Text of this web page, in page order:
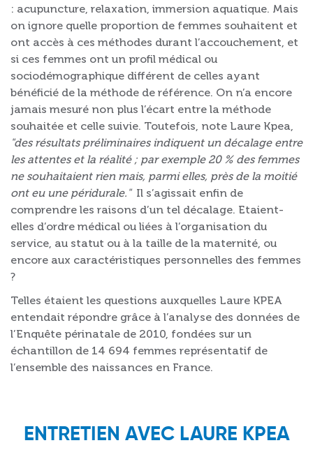
: acupuncture, relaxation, immersion aquatique. Mais
on ignore quelle proportion de femmes souhaitent et
ont accès à ces méthodes durant l’accouchement, et
si ces femmes ont un profil médical ou
sociodémographique différent de celles ayant
bénéficié de la méthode de référence. On n’a encore
jamais mesuré non plus l’écart entre la méthode
souhaitée et celle suivie. Toutefois, note Laure Kpea,
"des résultats préliminaires indiquent un décalage entre
les attentes et la réalité ; par exemple 20 % des femmes
ne souhaitaient rien mais, parmi elles, près de la moitié
ont eu une péridurale."Il s’agissait enfin de
comprendre les raisons d’un tel décalage. Etaient-
elles d’ordre médical ou liées à l’organisation du
service, au statut ou à la taille de la maternité, ou
encore aux caractéristiques personnelles des femmes
?
Telles étaient les questions auxquelles Laure KPEA
entendait répondre grâce à l’analyse des données de
l’Enquête périnatale de 2010, fondées sur un
échantillon de 14 694 femmes représentatif de
l’ensemble des naissances en France.
ENTRETIEN AVEC LAURE KPEA